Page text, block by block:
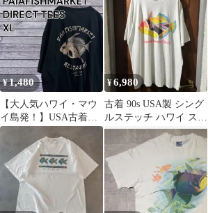
シャツ XL
ツ
¥1,480
【大人気ハワイ・マウ
イ島発！】USA古着
PAIA FISHMARKET レ
ストラン オリジナルT
シャツ DIRECT TEES
ダイレクト・ティーズ
サイズXL ブラック メ
ンズ
¥6,980
古着 90s USA製 シング
ルステッチ ハワイ スー
ベニアTシャツ Tシャツ